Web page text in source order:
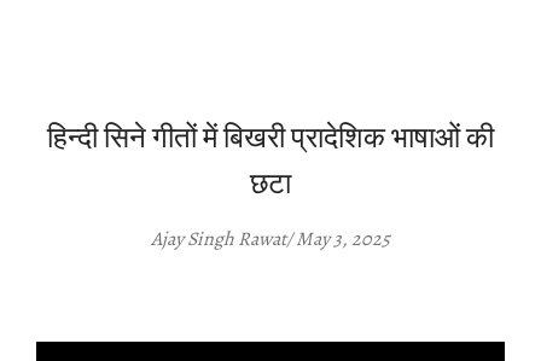
हिन्‍दी सिने गीतों में बिखरी प्रादेशिक भाषाओं की
छटा
Ajay Singh Rawat/ May 3, 2025